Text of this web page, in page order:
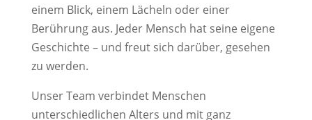
einem Blick, einem Lächeln oder einer
Berührung aus. Jeder Mensch hat seine eigene
Geschichte – und freut sich darüber, gesehen
zu werden.
Unser Team verbindet Menschen
unterschiedlichen Alters und mit ganz